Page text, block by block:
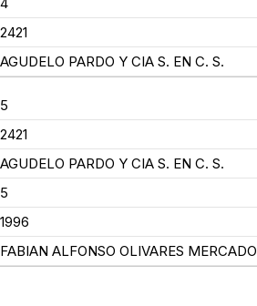
2421
AGUDELO PARDO Y CIA S. EN C. S.
5
2421
AGUDELO PARDO Y CIA S. EN C. S.
5
1996
FABIAN ALFONSO OLIVARES MERCADO